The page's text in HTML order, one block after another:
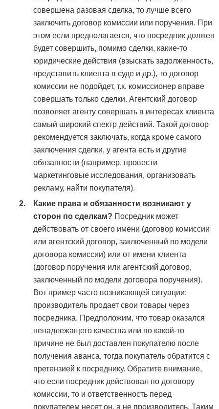
совершена разовая сделка, то лучше всего
заключить договор комиссии или поручения. При
этом если предполагается, что посредник должен
будет совершить, помимо сделки, какие-то
юридические действия (взыскать задолженность,
представить клиента в суде и др.), то договор
комиссии не подойдет, т.к. комиссионер вправе
совершать только сделки. Агентский договор
позволяет агенту совершать в интересах клиента
самый широкий спектр действий. Такой договор
рекомендуется заключать, когда кроме самого
заключения сделки, у агента есть и другие
обязанности (например, провести
маркетинговые исследования, организовать
рекламу, найти покупателя).
Какие права и обязанности возникают у
сторон по сделкам? Посредник может
действовать от своего имени (договор комиссии
или агентский договор, заключенный по модели
договора комиссии) или от имени клиента
(договор поручения или агентский договор,
заключенный по модели договора поручения).
Вот пример часто возникающей ситуации:
производитель продает свои товары через
посредника. Предположим, что товар оказался
ненадлежащего качества или по какой-то
причине не был доставлен покупателю после
получения аванса, тогда покупатель обратится с
претензией к посреднику. Обратите внимание,
что если посредник действовал по договору
комиссии, то и ответственность перед
покупателем несет он, а не производитель. Таким